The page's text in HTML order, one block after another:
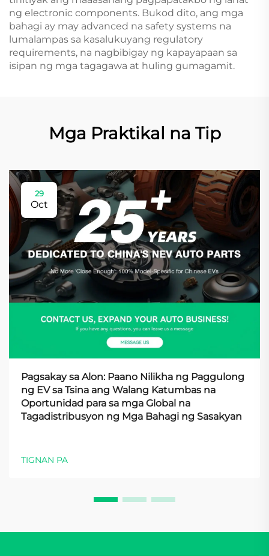
ng electronic components. Bukod dito, ang mga
bahagi ay may advanced na safety systems na
lumalampas sa kasalukuyang regulatory
requirements, na nagbibigay ng kapayapaan sa
isipan ng mga tagagawa at huling gumagamit.
Mga Praktikal na Tip
29
Oct
Pagsakay sa Alon: Paano Nilikha ng Paggulong
ng EV sa Tsina ang Walang Katumbas na
Oportunidad para sa mga Global na
Tagadistribusyon ng Mga Bahagi ng Sasakyan
TIGNAN PA